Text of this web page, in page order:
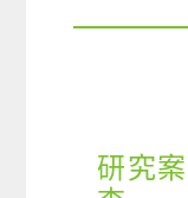
研究